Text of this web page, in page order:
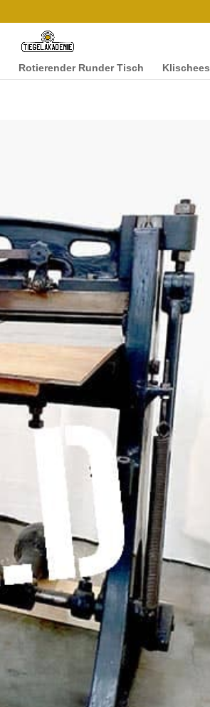
Rotieren­der Runder Tisch Klis­chees